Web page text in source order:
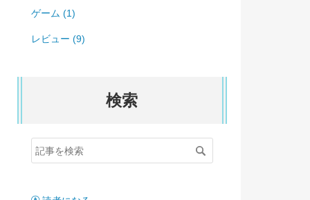
ゲーム (1)
レビュー (9)
検索